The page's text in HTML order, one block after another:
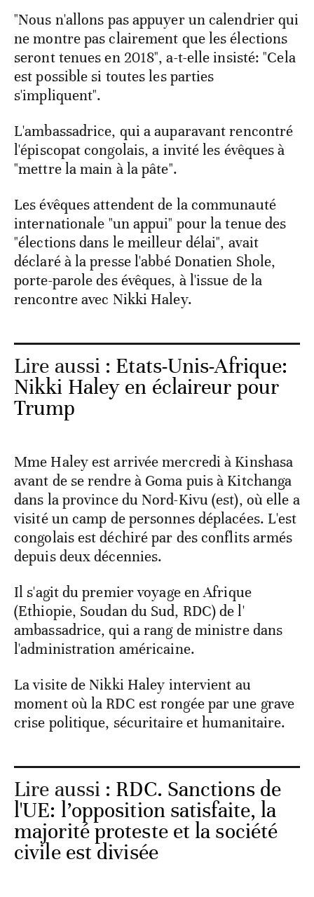
"Nous n'allons pas appuyer un calendrier qui
ne montre pas clairement que les élections
seront tenues en 2018", a-t-elle insisté: "Cela
est possible si toutes les parties
s'impliquent".
L'ambassadrice, qui a auparavant rencontré
l'épiscopat congolais, a invité les évêques à
"mettre la main à la pâte".
Les évêques attendent de la communauté
internationale "un appui" pour la tenue des
"élections dans le meilleur délai", avait
déclaré à la presse l'abbé Donatien Shole,
porte-parole des évêques, à l'issue de la
rencontre avec Nikki Haley.
Lire aussi : Etats-Unis-Afrique:
Nikki Haley en éclaireur pour
Trump
Mme Haley est arrivée mercredi à Kinshasa
avant de se rendre à Goma puis à Kitchanga
dans la province du Nord-Kivu (est), où elle a
visité un camp de personnes déplacées. L'est
congolais est déchiré par des conflits armés
depuis deux décennies.
Il s'agit du premier voyage en Afrique
(Ethiopie, Soudan du Sud, RDC) de l'
ambassadrice, qui a rang de ministre dans
l'administration américaine.
La visite de Nikki Haley intervient au
moment où la RDC est rongée par une grave
crise politique, sécuritaire et humanitaire.
Lire aussi : RDC. Sanctions de
l'UE: l’opposition satisfaite, la
majorité proteste et la société
civile est divisée